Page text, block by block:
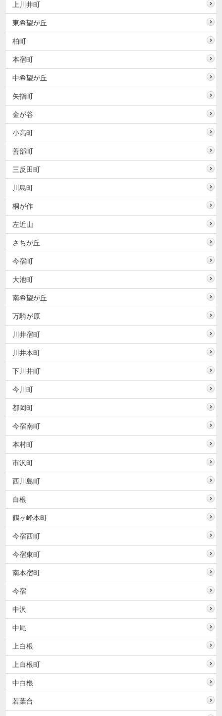
上川井町
東希望が丘
柏町
本宿町
中希望が丘
矢指町
金が谷
小高町
善部町
三反田町
川島町
桐が作
左近山
さちが丘
今宿町
大池町
南希望が丘
万騎が原
川井宿町
川井本町
下川井町
今川町
都岡町
今宿南町
本村町
市沢町
西川島町
白根
鶴ヶ峰本町
今宿西町
今宿東町
南本宿町
今宿
中沢
中尾
上白根
上白根町
中白根
若葉台